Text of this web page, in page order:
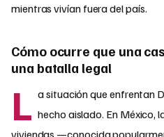
mientras vivían fuera del país.
Cómo ocurre que una
una batalla legal
L a situación que enfrentan
hecho aislado. En México,
viviendas —conocida